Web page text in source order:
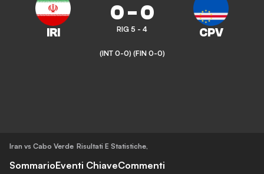
0-0
RIG 5 - 4
(INT 0-0) (FIN 0-0)
Iran vs Cabo Verde Risultati E Statistiche,
SommarioEventi ChiaveCommenti